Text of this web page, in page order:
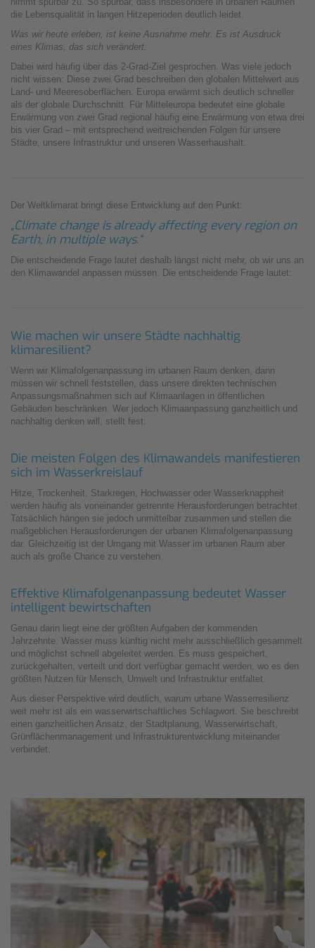
die Lebensqualität in langen Hitzeperioden deutlich leidet.
Was wir heute erleben, ist keine Ausnahme mehr. Es ist Ausdruck
eines Klimas, das sich verändert.
Dabei wird häufig über das 2-Grad-Ziel gesprochen. Was viele jedoch
nicht wissen: Diese zwei Grad beschreiben den globalen Mittelwert aus
Land- und Meeresoberflächen. Europa erwärmt sich deutlich schneller
als der globale Durchschnitt. Für Mitteleuropa bedeutet eine globale
Erwärmung von zwei Grad regional häufig eine Erwärmung von etwa drei
bis vier Grad – mit entsprechend weitreichenden Folgen für unsere
Städte, unsere Infrastruktur und unseren Wasserhaushalt.
Der Weltklimarat bringt diese Entwicklung auf den Punkt:
„Climate change is already affecting every region on
Earth, in multiple ways.“
Die entscheidende Frage lautet deshalb längst nicht mehr, ob wir uns an
den Klimawandel anpassen müssen. Die entscheidende Frage lautet:
Wie machen wir unsere Städte nachhaltig
klimaresilient?
Wenn wir Klimafolgenanpassung im urbanen Raum denken, dann
müssen wir schnell feststellen, dass unsere direkten technischen
Anpassungsmaßnahmen sich auf Klimaanlagen in öffentlichen
Gebäuden beschränken. Wer jedoch Klimaanpassung ganzheitlich und
nachhaltig denken will, stellt fest:
Die meisten Folgen des Klimawandels manifestieren
sich im Wasserkreislauf
Hitze, Trockenheit, Starkregen, Hochwasser oder Wasserknappheit
werden häufig als voneinander getrennte Herausforderungen betrachtet.
Tatsächlich hängen sie jedoch unmittelbar zusammen und stellen die
maßgeblichen Herausforderungen der urbanen Klimafolgenanpassung
dar. Gleichzeitig ist der Umgang mit Wasser im urbanen Raum aber
auch als große Chance zu verstehen.
Effektive Klimafolgenanpassung bedeutet Wasser
intelligent bewirtschaften
Genau darin liegt eine der größten Aufgaben der kommenden
Jahrzehnte. Wasser muss künftig nicht mehr ausschließlich gesammelt
und möglichst schnell abgeleitet werden. Es muss gespeichert,
zurückgehalten, verteilt und dort verfügbar gemacht werden, wo es den
größten Nutzen für Mensch, Umwelt und Infrastruktur entfaltet.
Aus dieser Perspektive wird deutlich, warum urbane Wasserresilienz
weit mehr ist als ein wasserwirtschaftliches Schlagwort. Sie beschreibt
einen ganzheitlichen Ansatz, der Stadtplanung, Wasserwirtschaft,
Grünflächenmanagement und Infrastrukturentwicklung miteinander
verbindet.